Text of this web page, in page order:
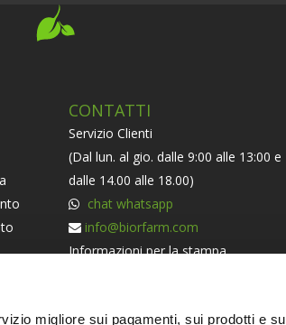
migliore sui pagamenti, sui prodotti e su
CONTATTI
Servizio Clienti
(Dal lun. al gio. dalle 9:00 alle 13:00 e
dalle 14.00 alle 18.00)
chat whatsapp
info@biorfarm.com
Informazioni per la stampa
essere dei nostriclicca qui.